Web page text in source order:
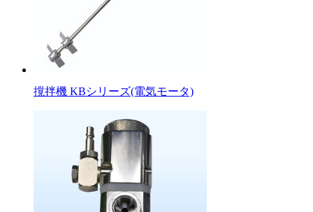
撹拌機 KBシリーズ(電気モータ)